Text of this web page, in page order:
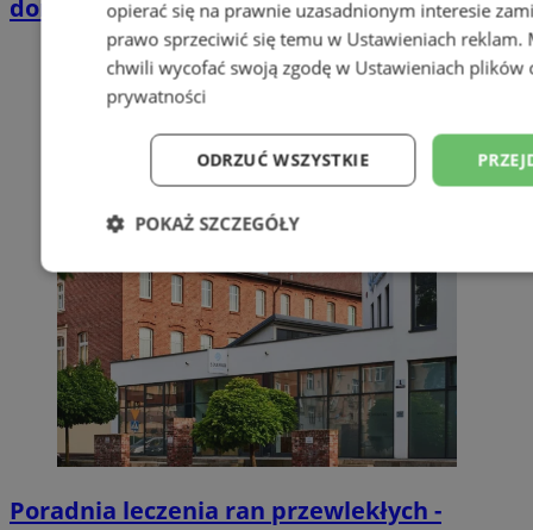
domkach Szmaragdowe Morze
Poradnia leczenia ran przewlekłych -
opierać się na prawnie uzasadnionym interesie
prawo sprzeciwić się temu w Ustawieniach reklam.
chwili wycofać swoją zgodę w Ustawieniach plików
prywatności
ODRZUĆ WSZYSTKIE
POKAŻ SZCZEGÓŁY
Niezbędne Wydajność
Niesklasyfikowane